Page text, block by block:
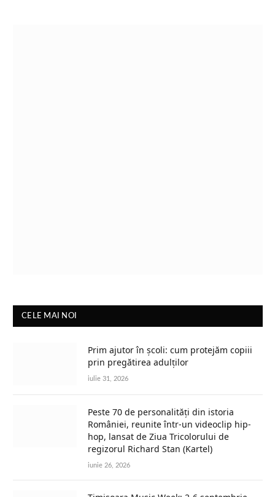
CELE MAI NOI
Prim ajutor în școli: cum protejăm copiii
prin pregătirea adulților
iulie 31, 2026
Peste 70 de personalități din istoria
României, reunite într-un videoclip hip-
hop, lansat de Ziua Tricolorului de
regizorul Richard Stan (Kartel)
iunie 26, 2026